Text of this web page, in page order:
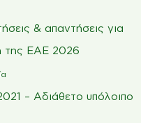
& απαντήσεις για
της ΕΑΕ 2026
– Αδιάθετο υπόλοιπο